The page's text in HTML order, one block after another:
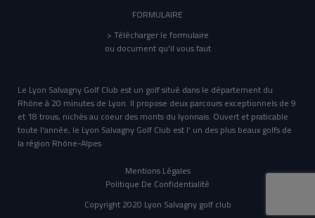
FORMULAIRE
> Télécharger le formulaire
ou document qu'il vous faut
Le Lyon Salvagny Golf Club est un golf situé dans le département du
Rhône à 20 minutes de Lyon. Il propose deux parcours exceptionnels de 9
et 18 trous, nichés au coeur des monts du lyonnais. Ouvert et praticable
toute l'année, le Lyon Salvagny Golf Club est l' un des plus beaux golfs de
la région Rhône-Alpes
Mentions Légales
Politique De Confidentialité
Copyright 2020 Lyon Salvagny golf club